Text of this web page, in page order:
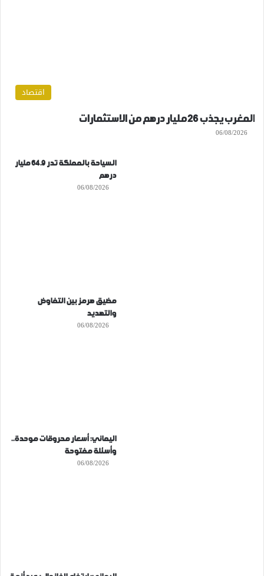
اقتصاد
المغرب يجذب 26 مليار درهم من الاستثمارات
06/08/2026
السياحة بالمملكة تدر 64.9 مليار
درهم
06/08/2026
مضيق هرمز بين التفاوض
والتهديد
06/08/2026
اليماني: أسعار محروقات موحدة..
وأسئلة مفتوحة
06/08/2026